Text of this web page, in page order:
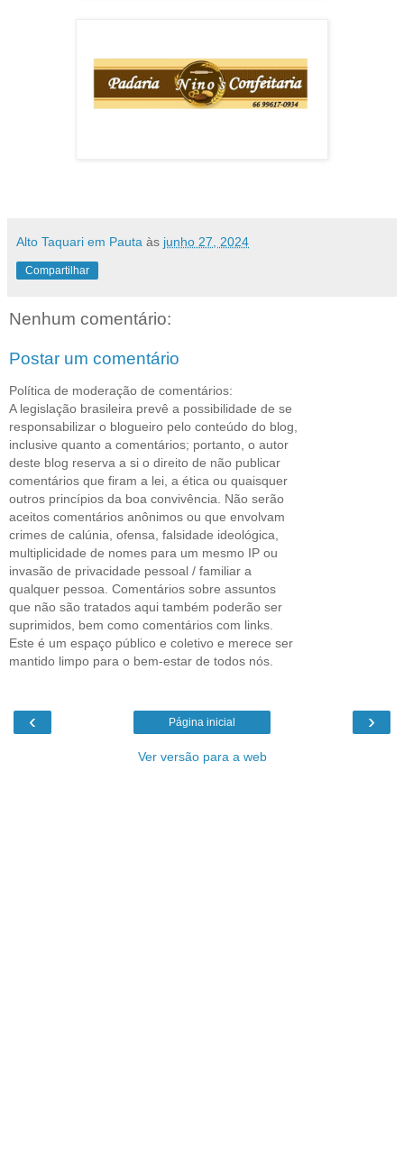
Alto Taquari em Pauta às junho 27, 2024
Compartilhar
Nenhum comentário:
Postar um comentário
Política de moderação de comentários:
A legislação brasileira prevê a possibilidade de se
responsabilizar o blogueiro pelo conteúdo do blog,
inclusive quanto a comentários; portanto, o autor
deste blog reserva a si o direito de não publicar
comentários que firam a lei, a ética ou quaisquer
outros princípios da boa convivência. Não serão
aceitos comentários anônimos ou que envolvam
crimes de calúnia, ofensa, falsidade ideológica,
multiplicidade de nomes para um mesmo IP ou
invasão de privacidade pessoal / familiar a
qualquer pessoa. Comentários sobre assuntos
que não são tratados aqui também poderão ser
suprimidos, bem como comentários com links.
Este é um espaço público e coletivo e merece ser
mantido limpo para o bem-estar de todos nós.
‹ ›
Página inicial
Ver versão para a web